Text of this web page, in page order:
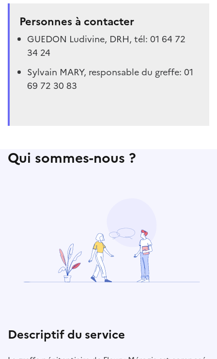
Personnes à contacter
GUEDON Ludivine, DRH, tél: 01 64 72
34 24
Sylvain MARY, responsable du greffe: 01
69 72 30 83
Qui sommes-nous ?
Descriptif du service